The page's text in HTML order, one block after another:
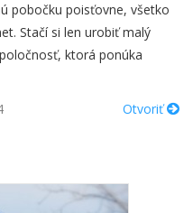
pobočku poisťovne, všetko
Stačí si len urobiť malý
ktorá ponúka
Otvoriť